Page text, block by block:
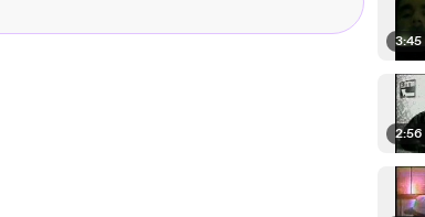
3:45
2:56